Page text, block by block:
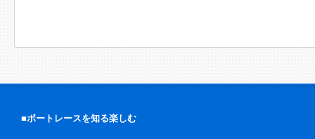
■ボートレースを知る楽しむ